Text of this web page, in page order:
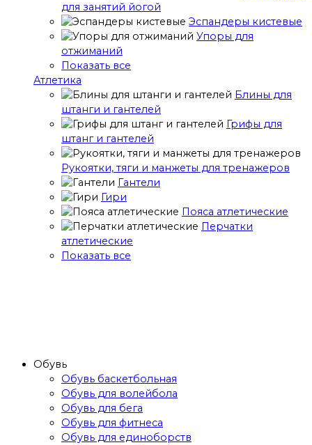
для занятий йогой
Эспандеры кистевые
Упоры для
отжиманий
Показать все
Атлетика
Блины для
штанги и гантелей
Грифы для
штанг и гантелей
Рукоятки, тяги и манжеты для тренажеров
Гантели
Гири
Пояса атлетические
Перчатки
атлетические
Показать все
Обувь
Обувь баскетбольная
Обувь для волейбола
Обувь для бега
Обувь для фитнеса
Обувь для единоборств